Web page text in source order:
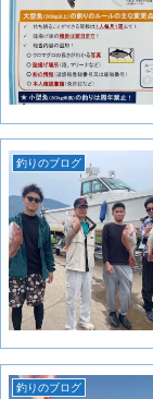
釣りのブログ
釣りのブログ